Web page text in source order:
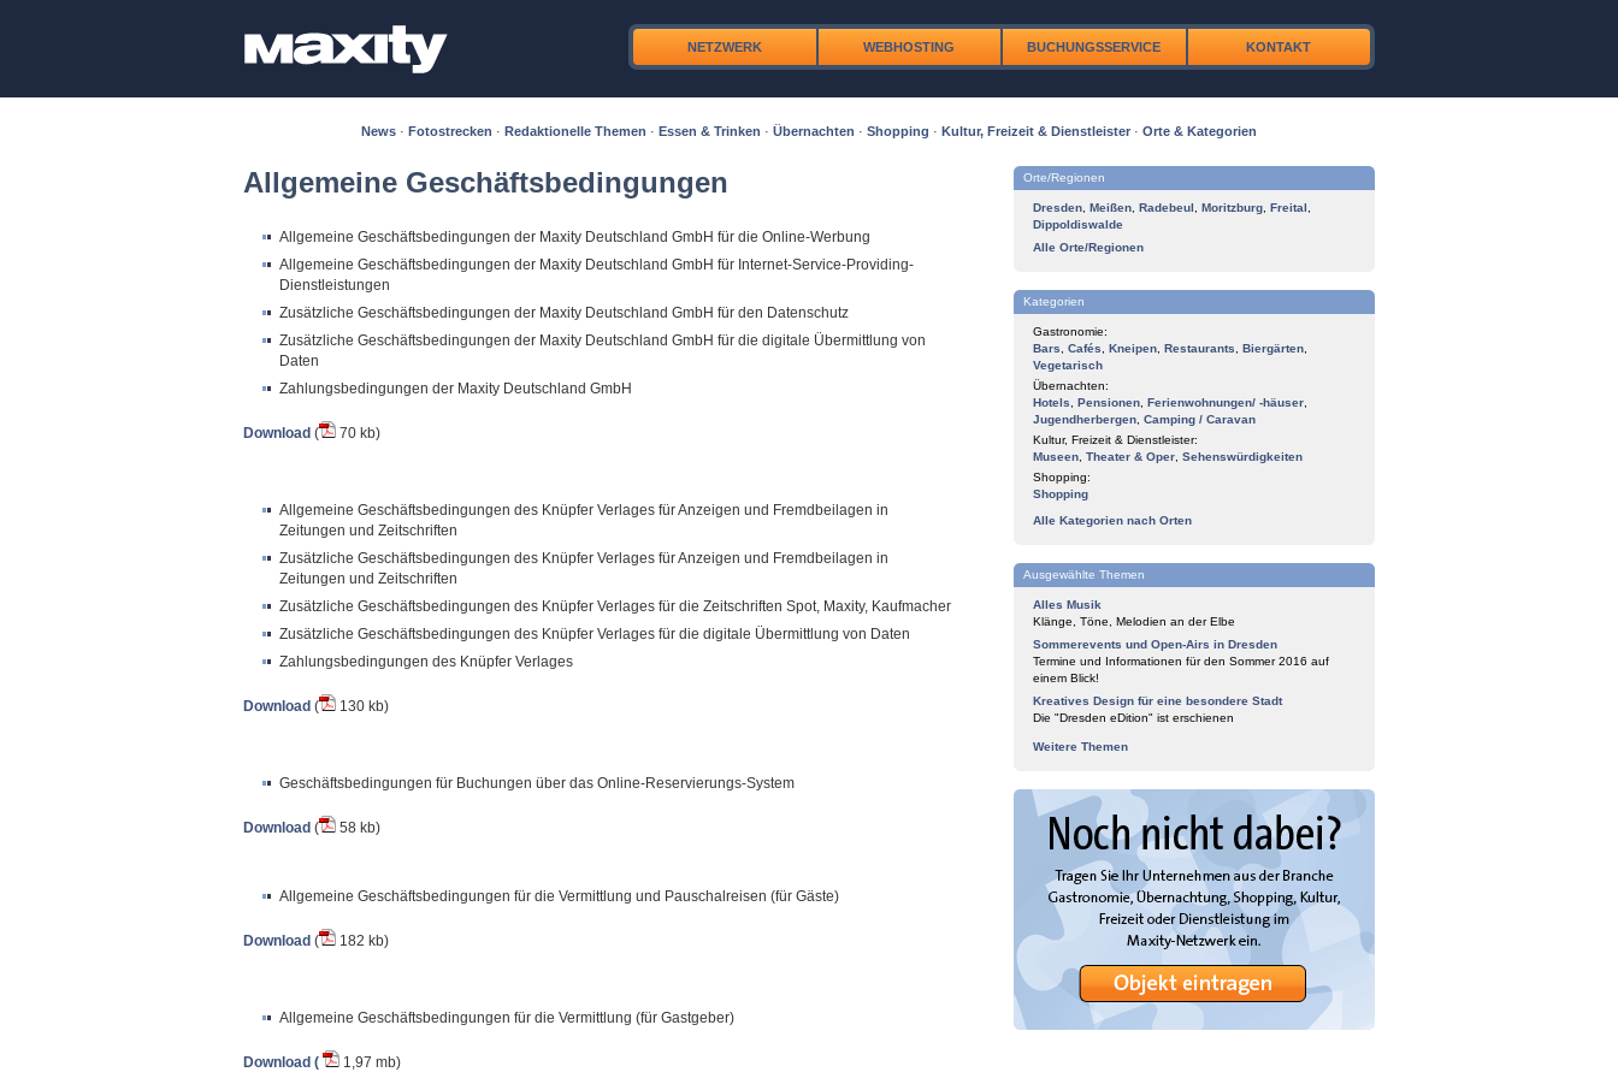
NETZWERK WEBHOSTING BUCHUNGSSERVICE KONTAKT
News · Fotostrecken · Redaktionelle Themen · Essen & Trinken · Übernachten · Shopping · Kultur, Freizeit & Dienstleister · Orte & Kategorien
Allgemeine Geschäftsbedingungen
Allgemeine Geschäftsbedingungen der Maxity Deutschland GmbH für die Online-Werbung
Allgemeine Geschäftsbedingungen der Maxity Deutschland GmbH für Internet-Service-Providing-
Dienstleistungen
Zusätzliche Geschäftsbedingungen der Maxity Deutschland GmbH für den Datenschutz
Zusätzliche Geschäftsbedingungen der Maxity Deutschland GmbH für die digitale Übermittlung von
Daten
Zahlungsbedingungen der Maxity Deutschland GmbH
Download ( 70 kb)
Allgemeine Geschäftsbedingungen des Knüpfer Verlages für Anzeigen und Fremdbeilagen in
Zeitungen und Zeitschriften
Zusätzliche Geschäftsbedingungen des Knüpfer Verlages für Anzeigen und Fremdbeilagen in
Zeitungen und Zeitschriften
Zusätzliche Geschäftsbedingungen des Knüpfer Verlages für die Zeitschriften Spot, Maxity, Kaufmacher
Zusätzliche Geschäftsbedingungen des Knüpfer Verlages für die digitale Übermittlung von Daten
Zahlungsbedingungen des Knüpfer Verlages
Download ( 130 kb)
Geschäftsbedingungen für Buchungen über das Online-Reservierungs-System
Download ( 58 kb)
Allgemeine Geschäftsbedingungen für die Vermittlung und Pauschalreisen (für Gäste)
Download ( 182 kb)
Allgemeine Geschäftsbedingungen für die Vermittlung (für Gastgeber)
Download ( 1,97 mb)
Orte/Regionen
Dresden Meißen Radebeul Moritzburg Freital
Dippoldiswalde
Alle Orte/Regionen
Kategorien
Gastronomie:
Bars
Cafés Kneipen Restaurants Biergärten
Vegetarisch
Übernachten:
Hotels
Pensionen Ferienwohnungen/ -häuser
Jugendherbergen Camping / Caravan
Kultur, Freizeit & Dienstleister:
Museen Theater & Oper Sehenswürdigkeiten
Shopping:
Shopping
Alle Kategorien nach Orten
Ausgewählte Themen
Alles Musik
Klänge, Töne, Melodien an der Elbe
Sommerevents und Open-Airs in Dresden
Termine und Informationen für den Sommer 2016 auf
einem Blick!
Kreatives Design für eine besondere Stadt
Die "Dresden eDition" ist erschienen
Weitere Themen